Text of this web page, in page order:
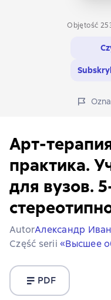
Objętość
Арт-
практика.
для вузов.
AutorАлександр
Część serii «Высшее
PDF